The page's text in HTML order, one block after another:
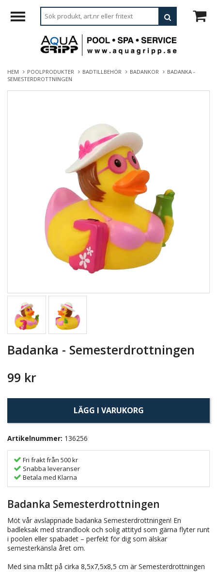
HEM POOLPRODUKTER BADTILLBEHÖR BADANKOR
BADANKA -
SEMESTERDROTTNINGEN
Badanka - Semesterdrottningen
99 kr
LÄGG I VARUKORG
Artikelnummer: 136256
Fri frakt från 500 kr
Snabba leveranser
Betala med Klarna
Badanka Semesterdrottningen
Möt vår avslappnade badanka Semesterdrottningen! En
badleksak med strandlook och solig attityd som gärna flyter runt
i poolen eller spabadet – perfekt för dig som älskar
semesterkänsla året om.
Med sina mått på cirka 8,5x7,5x8,5 cm är Semesterdrottningen